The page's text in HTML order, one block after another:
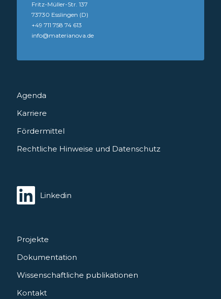
Projekte
Dokumentation
Wissenschaftliche publikationen
Kontakt
Agenda
Karriere
Fördermittel
Rechtliche Hinweise und Datenschutz
Fritz-Müller-Str. 137
73730 Esslingen (D)
+49 711 758 74 613
info@materianova.de
Linkedin